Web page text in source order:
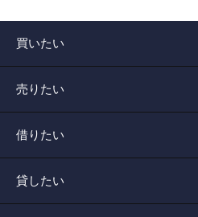
買いたい
売りたい
借りたい
貸したい